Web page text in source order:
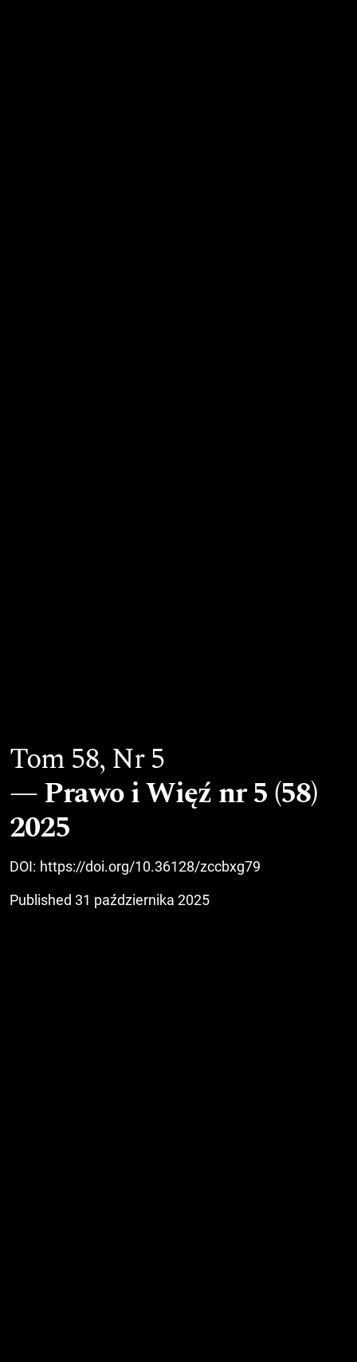
Tom 58,Nr 5
Prawo i Więź nr 5 (58)
2025
DOI: https://doi.org/10.36128/zccbxg79
Published 31 października 2025